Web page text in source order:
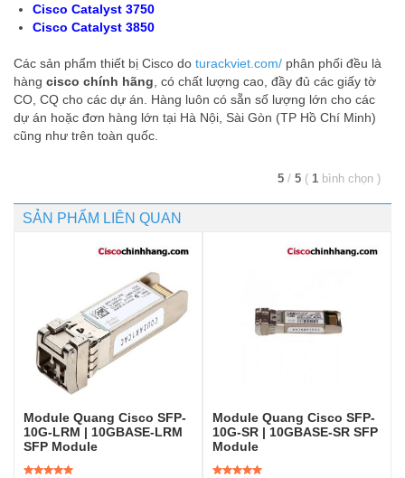
Cisco Catalyst 3750
Cisco Catalyst 3850
Các sản phẩm thiết bị Cisco do turackviet.com/ phân phối đều là
hàng cisco chính hãng, có chất lượng cao, đầy đủ các giấy tờ
CO, CQ cho các dự án. Hàng luôn có sẵn số lượng lớn cho các
dự án hoặc đơn hàng lớn tại Hà Nội, Sài Gòn (TP Hồ Chí Minh)
cũng như trên toàn quốc.
5 / 5 ( 1 bình chọn )
SẢN PHẨM LIÊN QUAN
Module Quang Cisco SFP-
10G-LRM | 10GBASE-LRM
SFP Module
Module Quang Cisco SFP-
10G-SR | 10GBASE-SR SFP
Module